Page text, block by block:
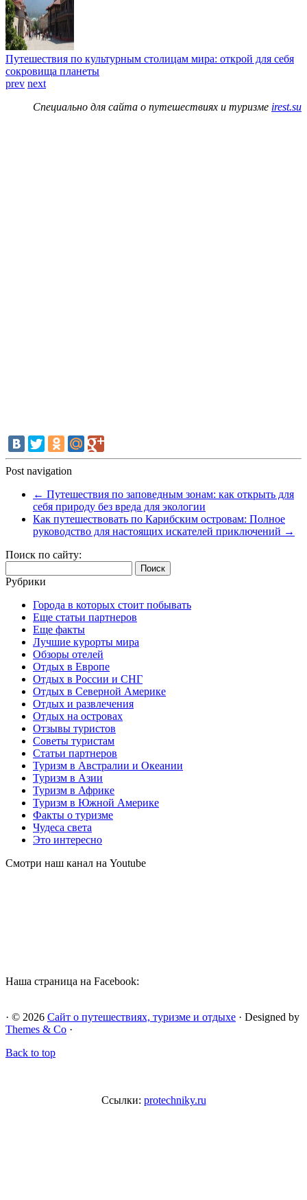
Путешествия по культурным столицам мира: открой для себя
сокровища планеты
prev next
Специально для сайта о путешествиях и туризме irest.su
Post navigation
← Путешествия по заповедным зонам: как открыть для
себя природу без вреда для экологии
Как путешествовать по Карибским островам: Полное
руководство для настоящих искателей приключений →
Поиск по сайту:
Рубрики
Города в которых стоит побывать
Еще статьи партнеров
Еще факты
Лучшие курорты мира
Обзоры отелей
Отдых в Европе
Отдых в России и СНГ
Отдых в Северной Америке
Отдых и развлечения
Отдых на островах
Отзывы туристов
Советы туристам
Статьи партнеров
Туризм в Австралии и Океании
Туризм в Азии
Туризм в Африке
Туризм в Южной Америке
Факты о туризме
Чудеса света
Это интересно
Смотри наш канал на Youtube
Наша страница на Facebook:
· © 2026 Сайт о путешествиях, туризме и отдыхе · Designed by
Themes & Co ·
Back to top
Ссылки: protechniky.ru